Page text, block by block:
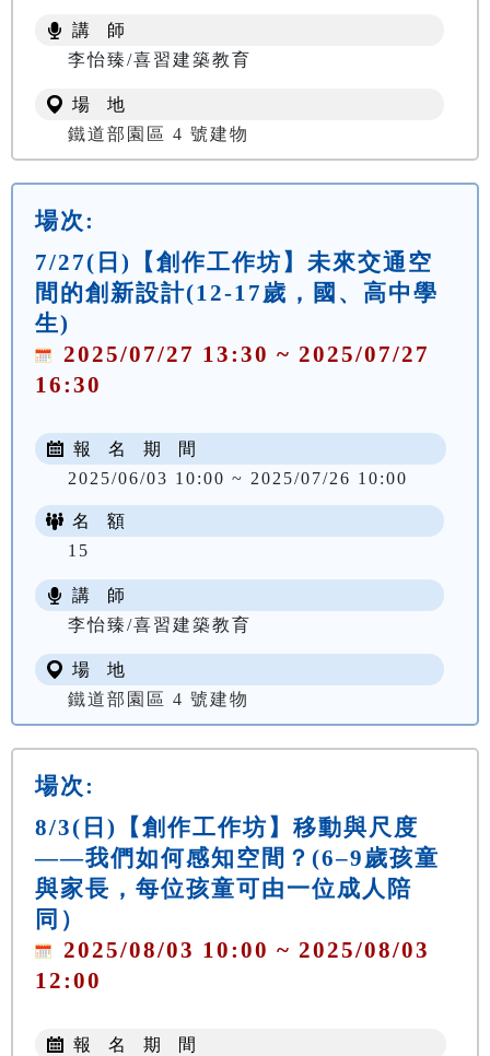
講 師
李怡臻/喜習建築教育
場 地
鐵道部園區 4 號建物
場次:
7/27(日)【創作工作坊】未來交通空
間的創新設計(12-17歲，國、高中學
生)
2025/07/27 13:30 ~ 2025/07/27
16:30
報 名 期 間
2025/06/03 10:00 ~ 2025/07/26 10:00
名 額
15
講 師
李怡臻/喜習建築教育
場 地
鐵道部園區 4 號建物
場次:
8/3(日)【創作工作坊】移動與尺度
——我們如何感知空間？(6–9歲孩童
與家長，每位孩童可由一位成人陪
同）
2025/08/03 10:00 ~ 2025/08/03
12:00
報 名 期 間